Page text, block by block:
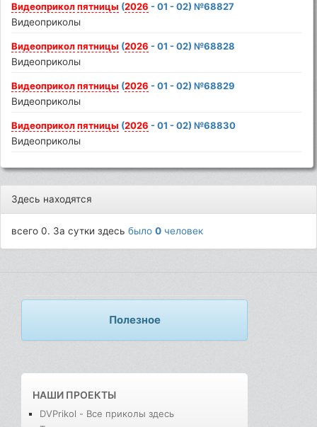
Видеоприкол пятницы (2026 - 01 - 02) №68827
Видеоприколы
Видеоприкол пятницы (2026 - 01 - 02) №68828
Видеоприколы
Видеоприкол пятницы (2026 - 01 - 02) №68829
Видеоприколы
Видеоприкол пятницы (2026 - 01 - 02) №68830
Видеоприколы
Здесь находятся
всего 0. За сутки здесьбыло0 человек
Полезное
НАШИ ПРОЕКТЫ
DVPrikol - Все приколы здесь